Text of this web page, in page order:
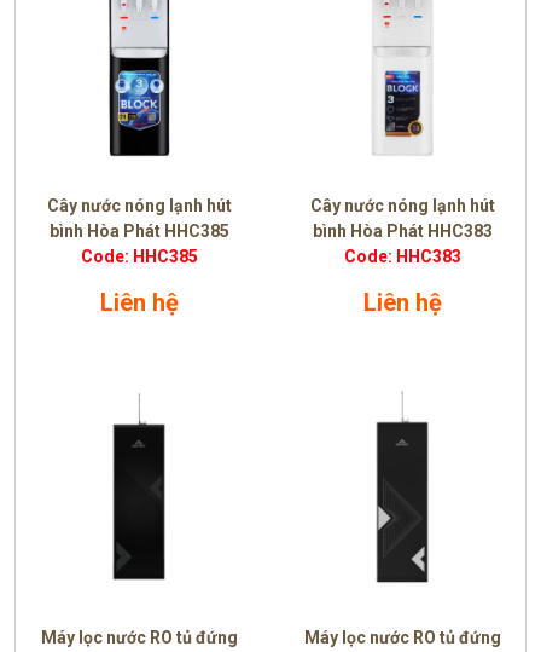
Cây nước nóng lạnh hút
bình Hòa Phát HHC385
Code: HHC385
Liên hệ
Cây nước nóng lạnh hút
bình Hòa Phát HHC383
Code: HHC383
Liên hệ
Máy lọc nước RO tủ đứng
Máy lọc nước RO tủ đứng